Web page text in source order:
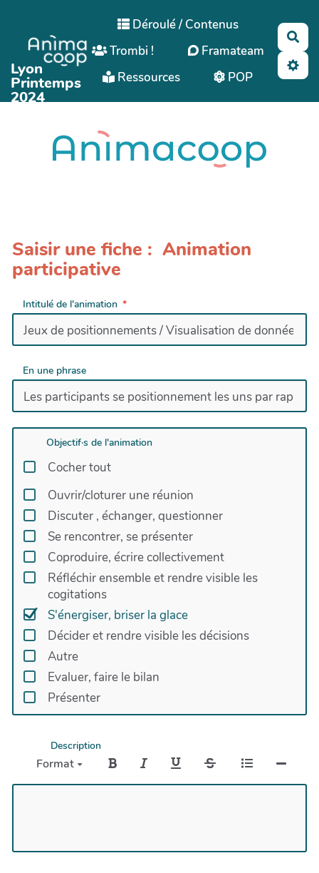
Aller au contenu principal
Lyon
Printemps
2024
Déroulé / Contenus
Trombi !
Framateam
Ressources
POP
Saisir une fiche : Animation
participative
Intitulé de l'animation
En une phrase
Objectif·s de l'animation
Cocher tout
Ouvrir/cloturer une réunion
Discuter , échanger, questionner
Se rencontrer, se présenter
Coproduire, écrire collectivement
Réfléchir ensemble et rendre visible les
cogitations
S'énergiser, briser la glace
Décider et rendre visible les décisions
Autre
Evaluer, faire le bilan
Présenter
Description
Format